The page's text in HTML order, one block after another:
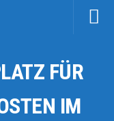
FÜR
IM